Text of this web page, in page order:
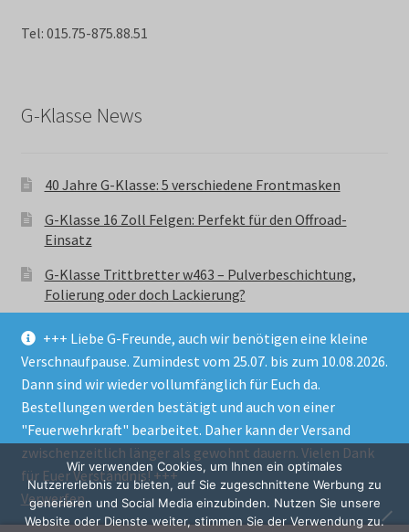
+++ Liebe G-Freunde, auch wir benötigen eine kleine
Verschnaufpause. Zumindest vom 25.07. bis zum 10.08.2026.
Dann sind wir wieder vollumfänglich für Euch da.
Bestellungen werden bestätigt und auch von einer
"Feuerwehrkraft" bearbeitet. Daher kann der Versand
zwischenzeitlich länger als gewohnt dauern. Vielen Dank
für Euer Verständnis! +++
Verwerfen
Tel: 015.75-875.88.51
G-Klasse News
40 Jahre G-Klasse: 5 verschiedene Frontmasken
G-Klasse 16 Zoll Felgen: Perfekt für den Offroad-
Einsatz
G-Klasse Trittbretter w463 – Pulverbeschichtung,
Folierung oder doch Lackierung?
© GParts24 - G-Klasse w463 Trittbretter, Felgen,
Ersatzteile & Zubebehör.
Datenschutzerklärung
Alle Preise inkl. der gesetzlichen MwSt.
Wir verwenden Cookies, um Ihnen ein optimales
Nutzererlebnis zu bieten, auf Sie zugeschnittene Werbung zu
generieren und Social Media einzubinden. Nutzen Sie unsere
Website oder Dienste weiter, stimmen Sie der Verwendung zu.